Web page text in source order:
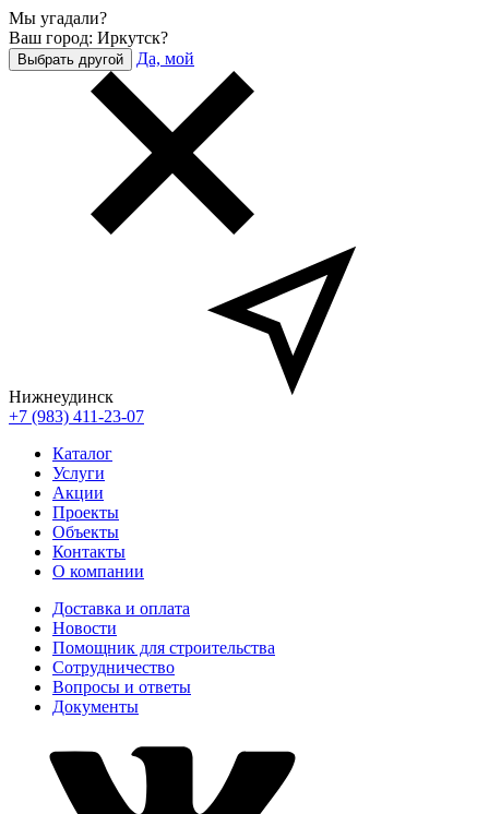
Мы угадали?
Ваш город: Иркутск?
Выбрать другой Да, мой
Нижнеудинск
+7 (983) 411-23-07
Каталог
Услуги
Акции
Проекты
Объекты
Контакты
О компании
Доставка и оплата
Новости
Помощник для строительства
Сотрудничество
Вопросы и ответы
Документы